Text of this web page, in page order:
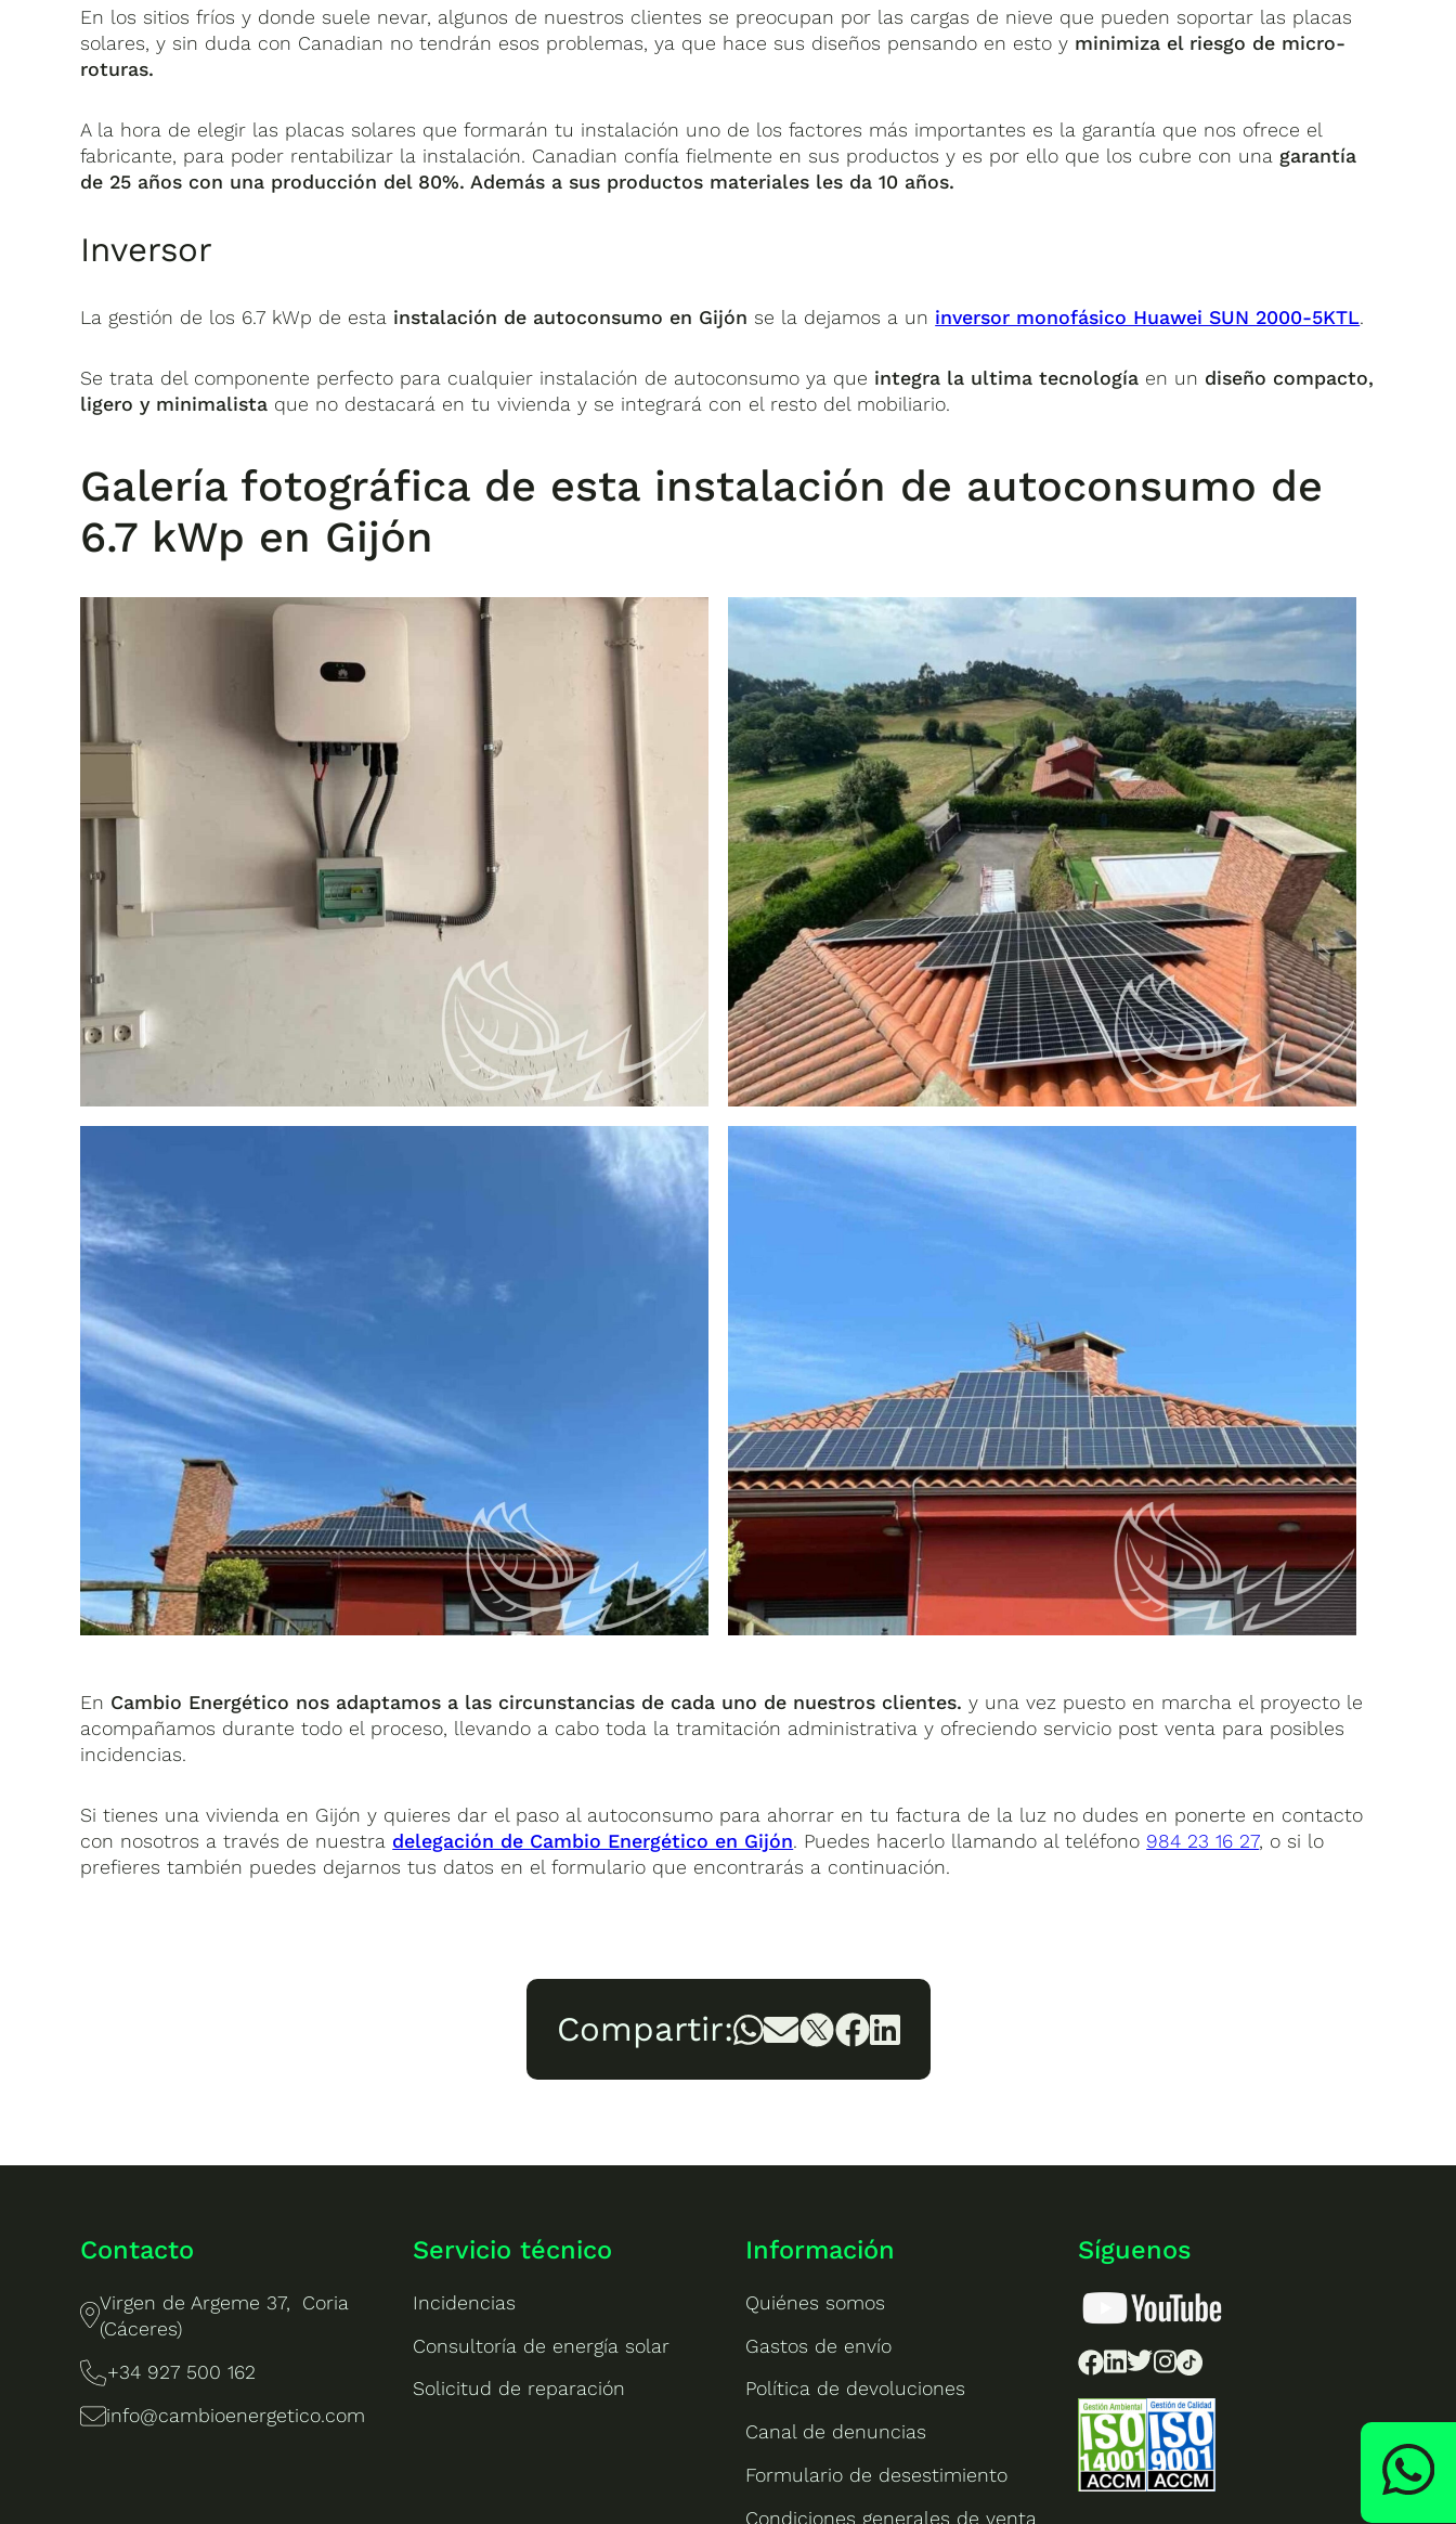
En los sitios fríos y donde suele nevar, algunos de nuestros clientes se preocupan por las cargas de nieve que pueden soportar las placas
solares, y sin duda con Canadian no tendrán esos problemas, ya que hace sus diseños pensando en esto y minimiza el riesgo de micro-
roturas.
A la hora de elegir las placas solares que formarán tu instalación uno de los factores más importantes es la garantía que nos ofrece el
fabricante, para poder rentabilizar la instalación. Canadian confía fielmente en sus productos y es por ello que los cubre con una garantía
de 25 años con una producción del 80%. Además a sus productos materiales les da 10 años.
Inversor
La gestión de los 6.7 kWp de esta instalación de autoconsumo en Gijón se la dejamos a un inversor monofásico Huawei SUN 2000-5KTL.
Se trata del componente perfecto para cualquier instalación de autoconsumo ya que integra la ultima tecnología en un diseño compacto,
ligero y minimalista que no destacará en tu vivienda y se integrará con el resto del mobiliario.
Galería fotográfica de esta instalación de autoconsumo de
6.7 kWp en Gijón
En Cambio Energético nos adaptamos a las circunstancias de cada uno de nuestros clientes.y una vez puesto en marcha el proyecto le
acompañamos durante todo el proceso, llevando a cabo toda la tramitación administrativa y ofreciendo servicio post venta para posibles
incidencias.
Si tienes una vivienda en Gijón y quieres dar el paso al autoconsumo para ahorrar en tu factura de la luz no dudes en ponerte en contacto
con nosotros a través de nuestra delegación de Cambio Energético en Gijón. Puedes hacerlo llamando al teléfono 984 23 16 27, o si lo
prefieres también puedes dejarnos tus datos en el formulario que encontrarás a continuación.
Compartir:
Contacto
Virgen de Argeme 37, Coria
(Cáceres)
+34 927 500 162
info@cambioenergetico.com
Servicio técnico
Incidencias
Consultoría de energía solar
Solicitud de reparación
Información
Quiénes somos
Gastos de envío
Política de devoluciones
Canal de denuncias
Formulario de desestimiento
Condiciones generales de venta
Síguenos